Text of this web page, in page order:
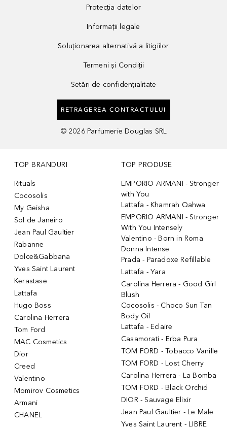
Protecția datelor
Informații legale
Soluționarea alternativă a litigiilor
Termeni și Condiții
Setări de confidențialitate
RETRAGEREA CONTRACTULUI
© 2026 Parfumerie Douglas SRL
TOP BRANDURI
Rituals
Cocosolis
My Geisha
Sol de Janeiro
Jean Paul Gaultier
Rabanne
Dolce&Gabbana
Yves Saint Laurent
Kerastase
Lattafa
Hugo Boss
Carolina Herrera
Tom Ford
MAC Cosmetics
Dior
Creed
Valentino
Momirov Cosmetics
Armani
CHANEL
TOP PRODUSE
EMPORIO ARMANI - Stronger
with You
Lattafa - Khamrah Qahwa
EMPORIO ARMANI - Stronger
With You Intensely
Valentino - Born in Roma
Donna Intense
Prada - Paradoxe Refillable
Lattafa - Yara
Carolina Herrera - Good Girl
Blush
Cocosolis - Choco Sun Tan
Body Oil
Lattafa - Eclaire
Casamorati - Erba Pura
TOM FORD - Tobacco Vanille
TOM FORD - Lost Cherry
Carolina Herrera - La Bomba
TOM FORD - Black Orchid
DIOR - Sauvage Elixir
Jean Paul Gaultier - Le Male
Yves Saint Laurent - LIBRE